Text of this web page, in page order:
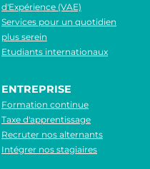
d'Expérience (VAE)
Services pour un quotidien
plus serein
Etudiants internationaux
ENTREPRISE
Formation continue
Taxe d'apprentissage
Recruter nos alternants
Intégrer nos stagiaires